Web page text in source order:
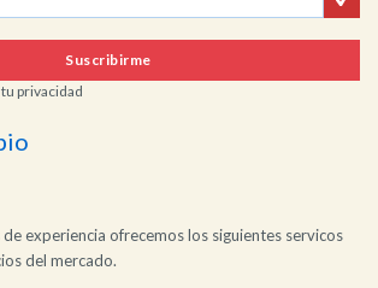
Suscribirme
privacidad
experiencia ofrecemos los siguientes servicos
del mercado.